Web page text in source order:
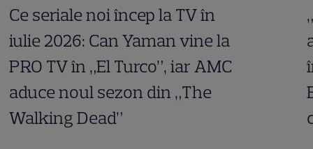
Ce seriale noi încep la TV în
iulie 2026: Can Yaman vine la
PRO TV în „El Turco”, iar AMC
aduce noul sezon din „The
Walking Dead”